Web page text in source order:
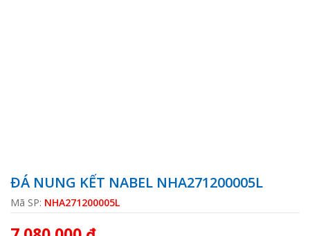
ĐÁ NUNG KẾT NABEL NHA271200005L
Mã SP: NHA271200005L